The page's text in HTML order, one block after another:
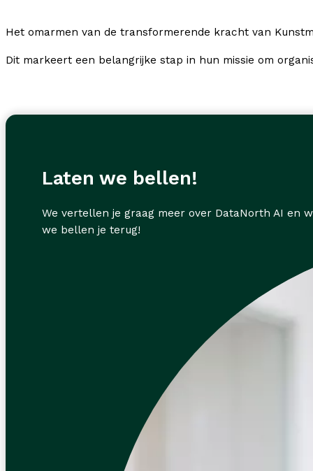
Het omarmen van de transformerende kracht van
Dit markeert een belangrijke stap in hun missie om
Laten we bellen!
We vertellen je graag meer over DataNorth AI en
we bellen je terug!